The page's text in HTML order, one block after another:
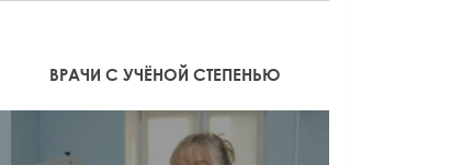
ВРАЧИ С УЧЁНОЙ СТЕПЕНЬЮ